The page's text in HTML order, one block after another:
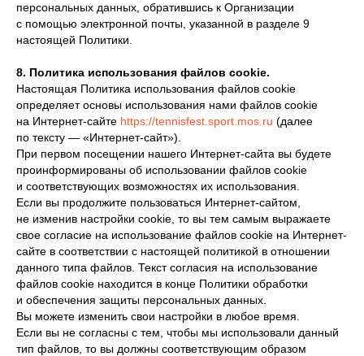
персональных данных, обратившись к Организации
с помощью электронной почты, указанной в разделе 9
настоящей Политики.
8. Политика использования файлов cookie.
Настоящая Политика использования файлов cookie
определяет основы использования нами файлов cookie
на Интернет-сайте https://tennisfest.sport.mos.ru (далее
по тексту — «Интернет-сайт»).
При первом посещении нашего Интернет-сайта вы будете
проинформированы об использовании файлов cookie
и соответствующих возможностях их использования.
Если вы продолжите пользоваться Интернет-сайтом,
не изменив настройки cookie, то вы тем самым выражаете
свое согласие на использование файлов cookie на Интернет-
сайте в соответствии с настоящей политикой в отношении
данного типа файлов. Текст согласия на использование
файлов cookie находится в конце Политики обработки
и обеспечения защиты персональных данных.
Вы можете изменить свои настройки в любое время.
Если вы не согласны с тем, чтобы мы использовали данный
тип файлов, то вы должны соответствующим образом